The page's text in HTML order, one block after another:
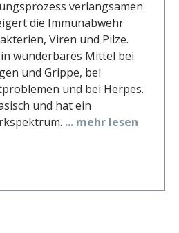
verlangsamen
die Immunabwehr
Viren und Pilze.
wunderbares Mittel bei
und Grippe, bei
und bei Herpes.
und hat ein
... mehr lesen